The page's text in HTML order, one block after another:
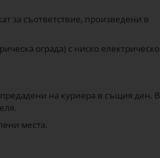
за съответствие, произведени в
ограда) с ниско електрическо
на куриера в същия ден. В
места.